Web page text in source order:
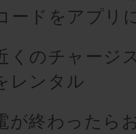
ードをアプリ
くのチャージ
レンタル
が終わったら